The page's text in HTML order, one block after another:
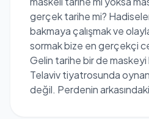
gerçek tarihe mi?
bakmaya çalışmak ve
sormak bize en gerçekçi
Gelin tarihe bir de maskeyi
Telaviv tiyatrosunda
değil. Perdenin